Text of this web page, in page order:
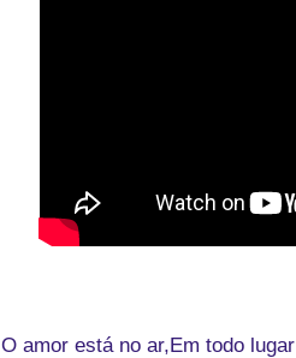
O amor está no ar,Em todo